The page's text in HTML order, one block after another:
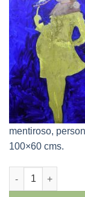
mentiroso,
100×60 cms.
Jorge Castillo